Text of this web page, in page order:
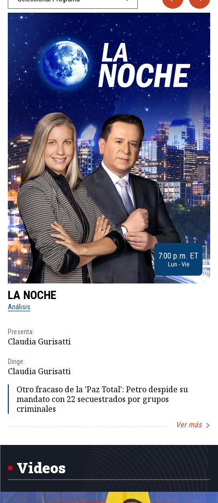
7:00 p.m. ET
Lun - Vie
LA NOCHE
Análisis
Presenta:
Claudia Gurisatti
Dirige:
Claudia Gurisatti
Otro fracaso de la 'Paz Total': Petro despide su
mandato con 22 secuestrados por grupos
criminales
Ver más
1
Videos